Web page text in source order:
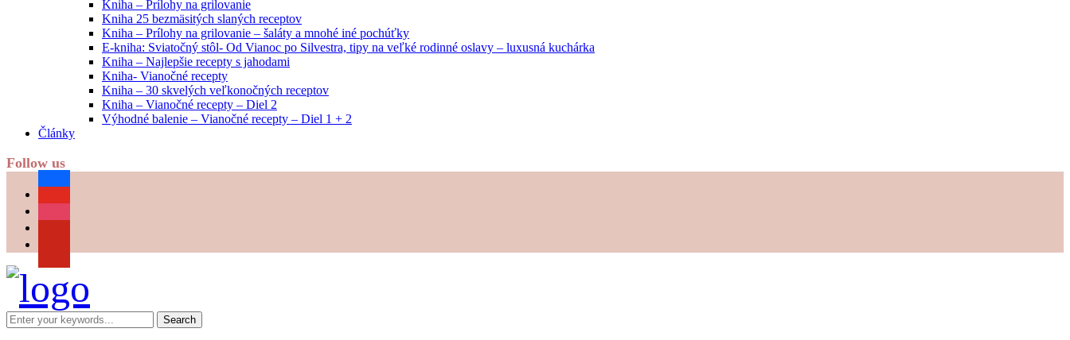
Kniha – Prílohy na grilovanie
Kniha 25 bezmäsitých slaných receptov
Kniha – Prílohy na grilovanie – šaláty a mnohé iné pochúťky
E-kniha: Sviatočný stôl- Od Vianoc po Silvestra, tipy na veľké rodinné oslavy – luxusná kuchárka
Kniha – Najlepšie recepty s jahodami
Kniha- Vianočné recepty
Kniha – 30 skvelých veľkonočných receptov
Kniha – Vianočné recepty – Diel 2
Výhodné balenie – Vianočné recepty – Diel 1 + 2
Články
Follow us